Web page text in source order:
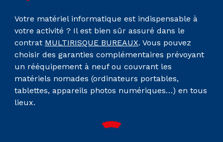
Votre matériel informatique est indispensable à
votre activité ? Il est bien sûr assuré dans le
contrat MULTIRISQUE BUREAUX. Vous pouvez
choisir des garanties complémentaires prévoyant
un rééquipement à neuf ou couvrant les
matériels nomades (ordinateurs portables,
tablettes, appareils photos numériques…) en tous
lieux.